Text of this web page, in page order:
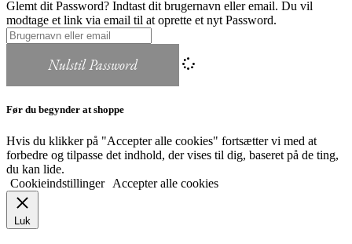
Glemt dit Password? Indtast dit brugernavn eller email. Du vil
modtage et link via email til at oprette et nyt Password.
Nulstil Password
Før du begynder at shoppe
Hvis du klikker på "Accepter alle cookies" fortsætter vi med at
forbedre og tilpasse det indhold, der vises til dig, baseret på de ting,
du kan lide.
Cookieindstillinger
Accepter alle cookies
Luk